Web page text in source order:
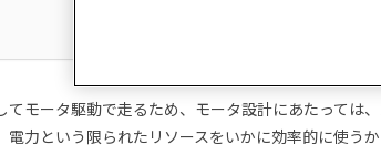
てモータ駆動で走るため、モータ設計にあたっては
電力という限られたリソースをいかに効率的に使う